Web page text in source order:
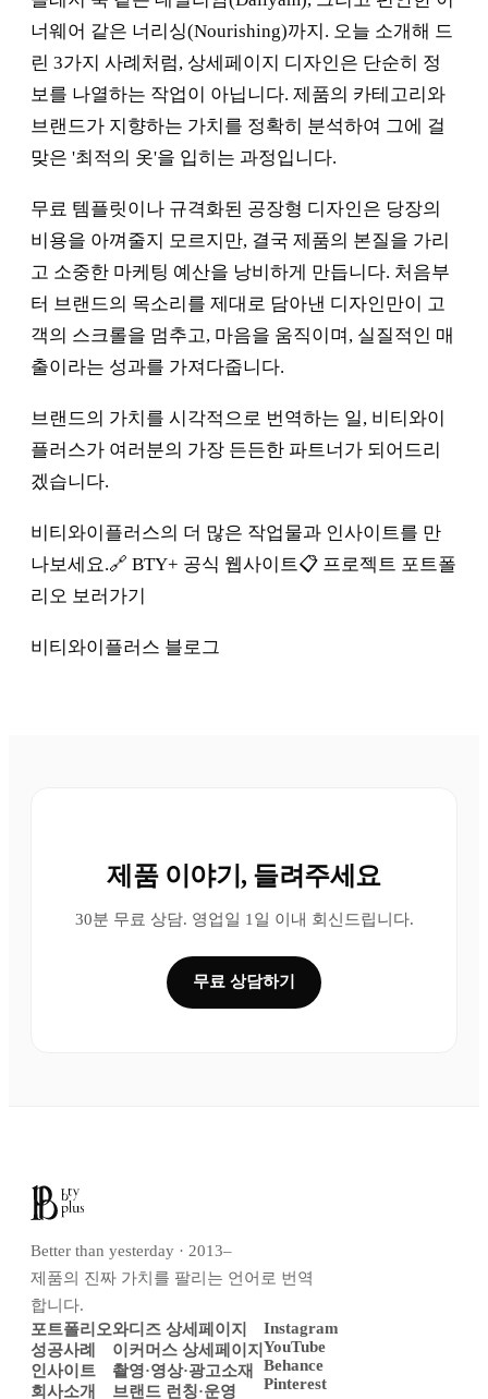
너웨어 같은 너리싱(Nourishing)까지. 오늘 소개해 드
린 3가지 사례처럼, 상세페이지 디자인은 단순히 정
보를 나열하는 작업이 아닙니다. 제품의 카테고리와
브랜드가 지향하는 가치를 정확히 분석하여 그에 걸
맞은 '최적의 옷'을 입히는 과정입니다.
무료 템플릿이나 규격화된 공장형 디자인은 당장의
비용을 아껴줄지 모르지만, 결국 제품의 본질을 가리
고 소중한 마케팅 예산을 낭비하게 만듭니다. 처음부
터 브랜드의 목소리를 제대로 담아낸 디자인만이 고
객의 스크롤을 멈추고, 마음을 움직이며, 실질적인 매
출이라는 성과를 가져다줍니다.
브랜드의 가치를 시각적으로 번역하는 일, 비티와이
플러스가 여러분의 가장 든든한 파트너가 되어드리
겠습니다.
비티와이플러스의 더 많은 작업물과 인사이트를 만
나보세요.🔗 BTY+ 공식 웹사이트📋 프로젝트 포트폴
리오 보러가기
비티와이플러스 블로그
제품 이야기, 들려주세요
30분 무료 상담. 영업일 1일 이내 회신드립니다.
무료 상담하기
Better than yesterday · 2013–
제품의 진짜 가치를 팔리는 언어로 번역
합니다.
포트폴리오
성공사례
인사이트
회사소개
와디즈 상세페이지
이커머스 상세페이지
촬영·영상·광고소재
브랜드 런칭·운영
Instagram
YouTube
Behance
Pinterest